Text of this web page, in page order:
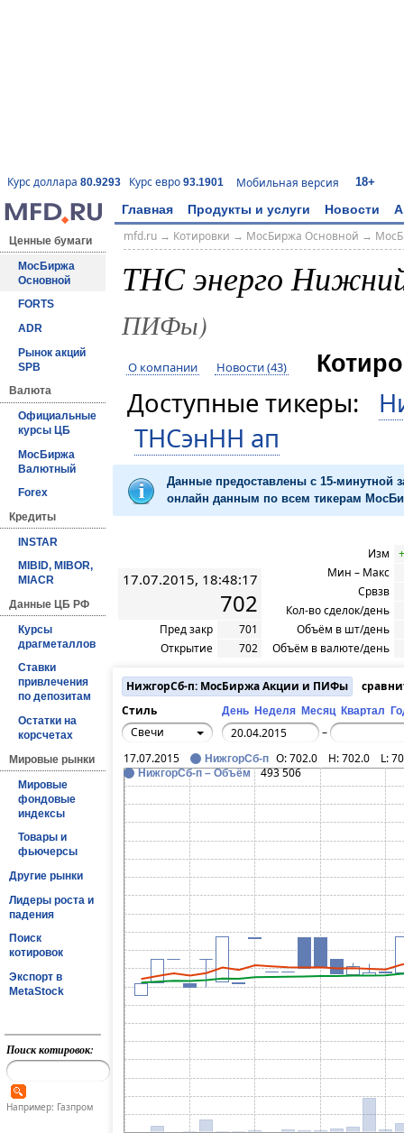
Курс доллара 80.9293 Курс евро 93.1901 Мобильная версия 18+
Главная Продукты и услуги Новости
Ценные бумаги
МосБиржа
Основной
FORTS
ADR
Рынок акций
SPB
Валюта
Официальные
курсы ЦБ
МосБиржа
Валютный
Forex
Кредиты
INSTAR
MIBID, MIBOR,
MIACR
Данные ЦБ РФ
Курсы
драгметаллов
Ставки
привлечения
по депозитам
Остатки на
корсчетах
Мировые рынки
Мировые
фондовые
индексы
Товары и
фьючерсы
Другие рынки
Лидеры роста и
падения
Поиск
котировок
Экспорт в
MetaStock
Поиск котировок:
Например: Газпром
mfd.ru→ Котировки → МосБиржа Основной →
ТНС энерго
ПИФы)
О компании Новости (43)
Доступные тикеры:
ТНСэнНН ап
Данные предоставлены с 15-минутной
онлайн данным по всем тикерам
17.07.2015, 18:48:17
702
Пред закр
701
Открытие
702
Изм
Мин – Макс
Срвзв
Кол-во сделок/день
Объём в шт/день
Объём в валюте/день
НижгорСб-п: МосБиржа Акции и ПИФы
Стиль
День Неделя Месяц Квартал
Свечи
–
17.07.2015
НижгорСб-п O:702.0 H:702.0 L:
НижгорСб-п – Объём 493 506